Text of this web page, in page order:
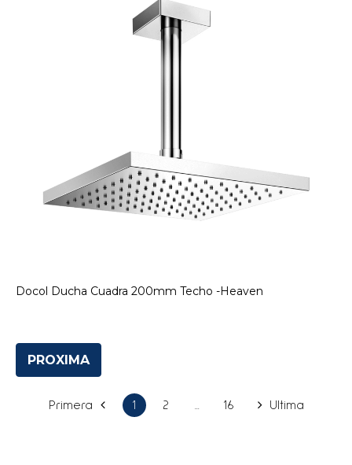
Docol Ducha Cuadra 200mm Techo -Heaven
PROXIMA
Primera 1 2 16 Ultima